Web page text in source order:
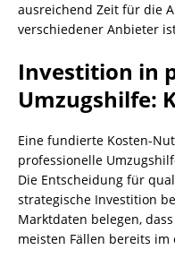
ausreichend Zeit für die
verschiedener Anbieter
Investition in
Umzugshilfe:
Eine fundierte Kosten-
professionelle
Die Entscheidung für
strategische Investition
Marktdaten belegen,
meisten Fällen bereits